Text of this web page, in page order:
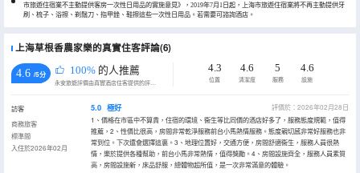
市旅遊住宿業不主動提供客房一次性日用品的實施意見》，2019年7月1日起，上海市旅遊住宿業將不再主動提供牙
刷、梳子、浴擦、剃鬚刀、指甲銼、鞋擦這些一次性日用品。若需要可諮詢酒店。
上海草根香農家樂的真實住客評論(6)
4.6 /5分 100% 的人推薦
永安旅遊評價由真實酒店住客提供的評價。
4.3
位置
4.6
清潔度
5
服務
4.6
設施
訪客
商務旅客
標準間
入住於2026年02月
5.0 極好
評價於：2026年02月28日
1、價格在市區中不算貴，住宿的環境、衞生等比同價的酒店好多了，服務態度規範，值得
推薦，2、性價比很高，房間非常乾淨服務前台小馬熱情服務。態度親切感非常好服務也非
常到位。下次還會選擇這裏。3、地理位置好，交通方便，房間舒適衞生，服務人員很熱
情，樂於提供各種幫助，前台小馬非常熱情，值得獎勵。4、房間設施齊全，服務人員素質
高，房間設施新，床品舒服，總體物超所值，是一次非常滿意的體驗。